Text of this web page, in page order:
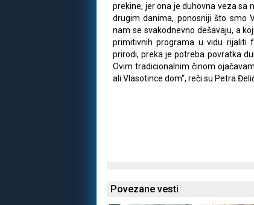
prekine, jer ona je duhovna veza sa
drugim danima, ponosniji što smo
nam se svakodnevno dešavaju, a
primitivnih programa u vidu rijaliti
prirodi, preka je potreba povratka
Ovim tradicionalnim činom
ali Vlasotince dom“, reči su Petra
Povezane vesti